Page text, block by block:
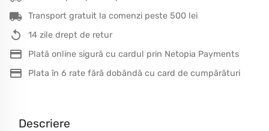
Transport gratuit la comenzi peste 500 lei
14 zile drept de retur
Plată online sigură cu cardul prin Netopia Payments
Plata în 6 rate fără dobândă cu card de cumpărături
Descriere